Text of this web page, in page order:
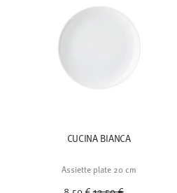
CUCINA BIANCA
Assiette plate 20 cm
Price reduced from
to